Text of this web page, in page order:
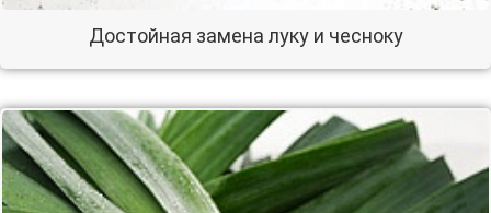
Достойная замена луку и чесноку